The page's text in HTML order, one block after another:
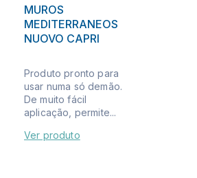
MUROS
MEDITERRANEOS
NUOVO CAPRI
Produto pronto para
usar numa só demão.
De muito fácil
aplicação, permite...
Ver produto